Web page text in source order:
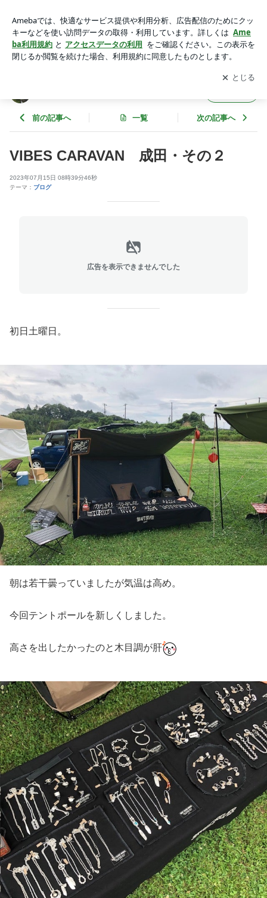
職人の独り言
アプリをダウンロードして ブログの更新通知
を受け取りまし
ょう。
開く
前の記事へ 一覧 次の記事へ
VIBES CARAVAN 成田・その２
2023年07月15日 08時39分46秒
テーマ： ブログ
広告を表示できませんでした
初日土曜日。
朝は若干曇っていましたが気温は高め。
今回テントポールを新しくしました。
高さを出したかったのと木目調が肝